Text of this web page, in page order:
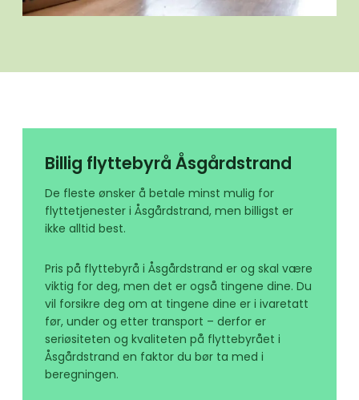
Billig flyttebyrå Åsgårdstrand
De fleste ønsker å betale minst mulig for
flyttetjenester i Åsgårdstrand, men billigst er
ikke alltid best.
Pris på flyttebyrå i Åsgårdstrand er og skal være
viktig for deg, men det er også tingene dine. Du
vil forsikre deg om at tingene dine er i ivaretatt
før, under og etter transport – derfor er
seriøsiteten og kvaliteten på flyttebyrået i
Åsgårdstrand en faktor du bør ta med i
beregningen.